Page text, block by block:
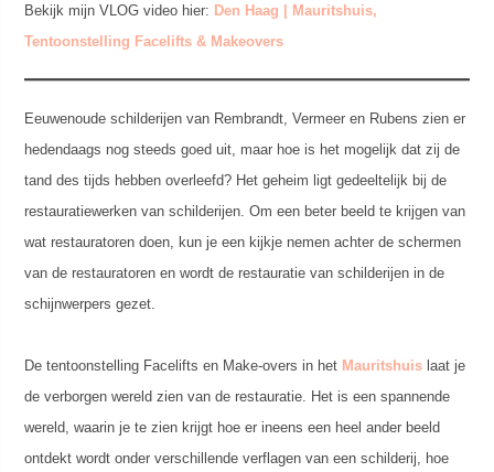
Bekijk mijn VLOG video hier: Den Haag | Mauritshuis,
Tentoonstelling Facelifts & Makeovers
Eeuwenoude schilderijen van Rembrandt, Vermeer en Rubens zien er
hedendaags nog steeds goed uit, maar hoe is het mogelijk dat zij de
tand des tijds hebben overleefd? Het geheim ligt gedeeltelijk bij de
restauratiewerken van schilderijen. Om een beter beeld te krijgen van
wat restauratoren doen, kun je een kijkje nemen achter de schermen
van de restauratoren en wordt de restauratie van schilderijen in de
schijnwerpers gezet.
De tentoonstelling Facelifts en Make-overs in het Mauritshuislaat je
de verborgen wereld zien van de restauratie. Het is een spannende
wereld, waarin je te zien krijgt hoe er ineens een heel ander beeld
ontdekt wordt onder verschillende verflagen van een schilderij, hoe